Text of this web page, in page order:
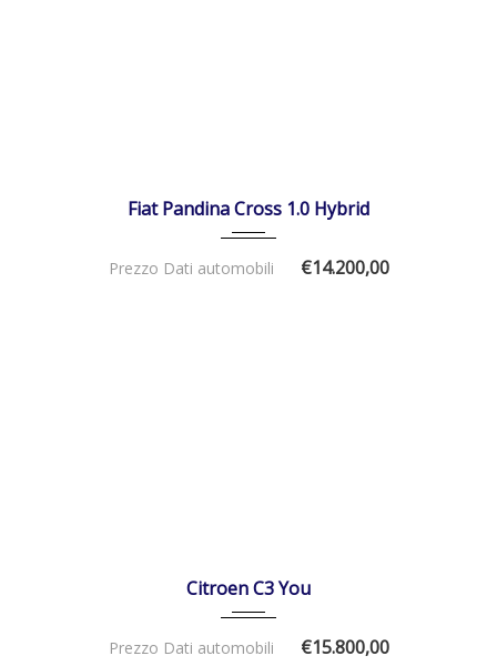
Fiat Pandina Cross 1.0 Hybrid
Prezzo Dati automobili €14.200,00
Citroen C3 You
Prezzo Dati automobili €15.800,00